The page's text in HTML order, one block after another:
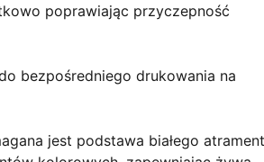
poprawiając przyczepność
bezpośredniego drukowania na
jest podstawa białego